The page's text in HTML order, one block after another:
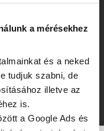
a mérésekhez
és a neked
tudjuk szabni, de
illetve az
is.
a Google Ads és
5oz RED